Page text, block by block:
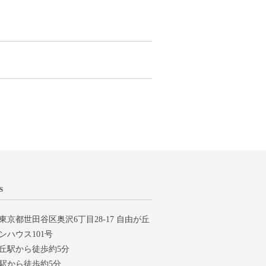
京都世田谷区奥沢6丁目28-17 自由が丘
ハウス101号
駅から徒歩約5分
から徒歩約5分